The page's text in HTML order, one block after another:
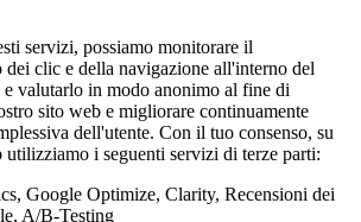
servizi, possiamo monitorare il
dei clic e della navigazione all'interno del
valutarlo in modo anonimo al fine di
sito web e migliorare continuamente
dell'utente. Con il tuo consenso, su
utilizziamo i seguenti servizi di terze parti:
Google Optimize, Clarity, Recensioni dei
A/B-Testing